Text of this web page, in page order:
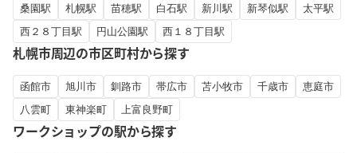
桑園駅 札幌駅 苗穂駅 白石駅 新川駅 新琴似駅
太平駅
西２８丁目駅
円山公園駅 西１８丁目駅
札幌市周辺の市区町村から探す
函館市 旭川市 釧路市 帯広市 苫小牧市 千歳市
恵庭市
八雲町
東神楽町 上富良野町
ワークショップの駅から探す